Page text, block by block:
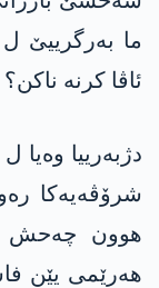
ما بەرگرییێ
ئاڤا کرنە ناکن؟
دژبەرییا
شرۆڤەیەکا
ھوون چەحش و
ھەرێمی یێن